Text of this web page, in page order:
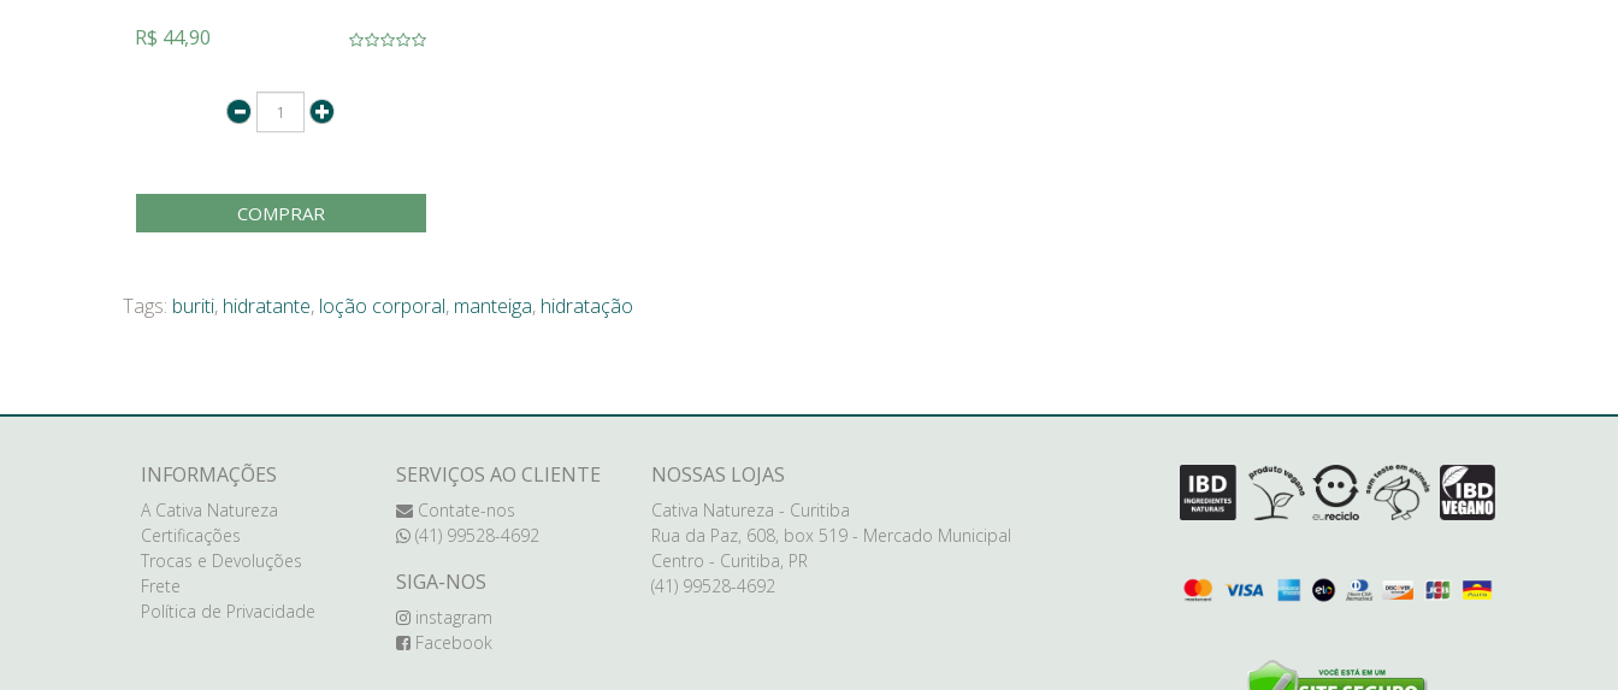
R$ 44,90
COMPRAR
Tags: buriti, hidratante, loção corporal, manteiga, hidratação
INFORMAÇÕES
A Cativa Natureza
Certificações
Trocas e Devoluções
Frete
Política de Privacidade
SERVIÇOS AO CLIENTE
Contate-nos
(41) 99528-4692
SIGA-NOS
instagram
Facebook
NOSSAS LOJAS
Cativa Natureza - Curitiba
Rua da Paz, 608, box 519 - Mercado Municipal
Centro - Curitiba, PR
(41) 99528-4692